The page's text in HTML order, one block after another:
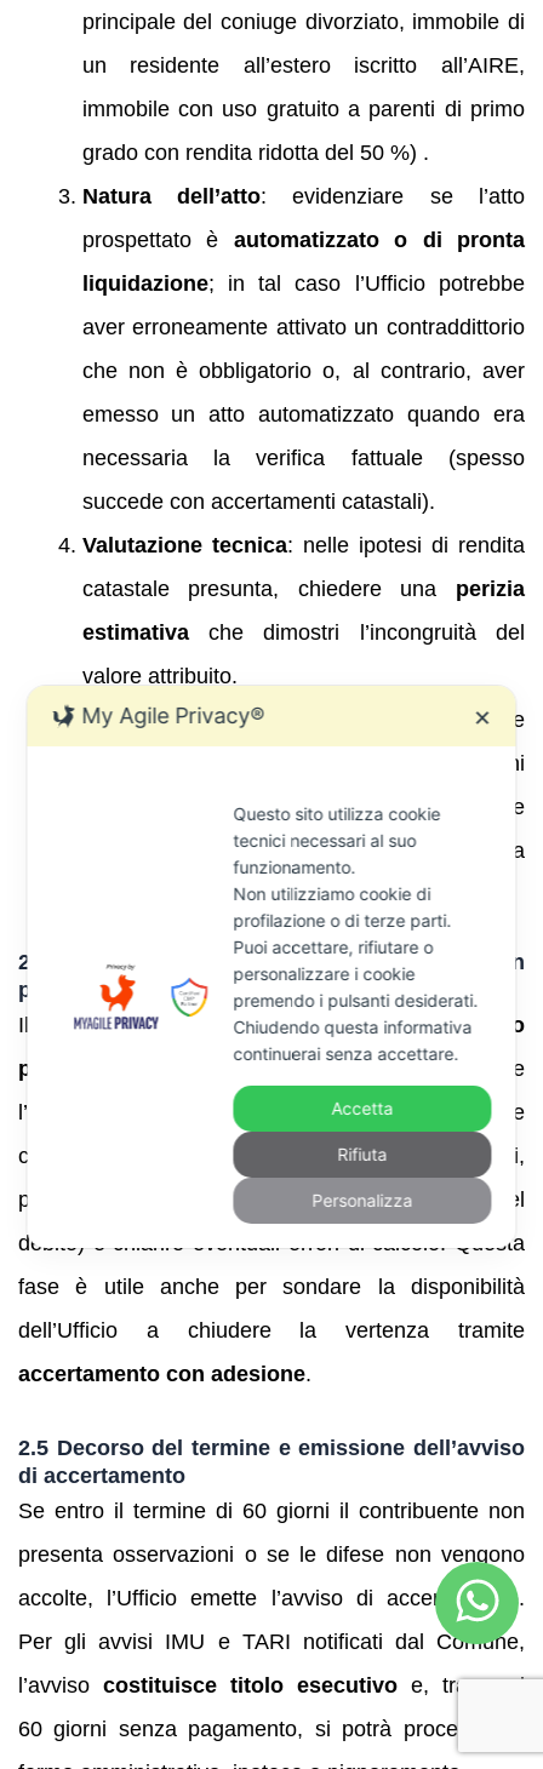
principale del coniuge divorziato, immobile di
un residente all’estero iscritto all’AIRE,
immobile con uso gratuito a parenti di primo
grado con rendita ridotta del 50 %) .
Natura dell’atto: evidenziare se l’atto
prospettato è automatizzato o di pronta
liquidazione; in tal caso l’Ufficio potrebbe
aver erroneamente attivato un contraddittorio
che non è obbligatorio o, al contrario, aver
emesso un atto automatizzato quando era
necessaria la verifica fattuale (spesso
succede con accertamenti catastali).
Valutazione tecnica: nelle ipotesi di rendita
catastale presunta, chiedere una perizia
estimativache dimostri l’incongruità del
valore attribuito.
Prescrizione o decadenza
: verificare se
l’accertamento è stato notificato oltre i termini
quinquennali o se la richiesta del Comune
(art. 1, comma 336, L. 311/2004) è arrivata
2.4 Richiesta di audizione e contraddittorio in
presenza
Il contribuente può chiedere di esseresentito
personalmente
o tramite professionista. Durante
l’audizione si può discutere con il funzionario le
circostanze della violazione, presentare documenti,
proporre soluzioni (ad esempio la rateazione del
debito) e chiarire eventuali errori di calcolo. Questa
fase è utile anche per sondare la disponibilità
dell’Ufficio a chiudere la vertenza tramite
accertamento con adesione.
2.5 Decorso del termine e emissione dell’avviso
di accertamento
Se entro il termine di 60 giorni il contribuente non
presenta osservazioni o se le difese non vengono
accolte, l’Ufficio emette l’avviso di accertamento.
Per gli avvisi IMU e TARI notificati dal Comune,
l’avviso costituisce titolo esecutivo e, trascorsi
60 giorni senza pagamento, si potrà procedere a
My Agile Privacy® ✕
Questo sito utilizza cookie
tecnici necessari al suo
funzionamento.
Non utilizziamo cookie di
profilazione o di terze parti.
Puoi accettare, rifiutare o
personalizzare i cookie
premendo i pulsanti desiderati.
Chiudendo questa informativa
continuerai senza accettare.
Accetta
Rifiuta
Personalizza